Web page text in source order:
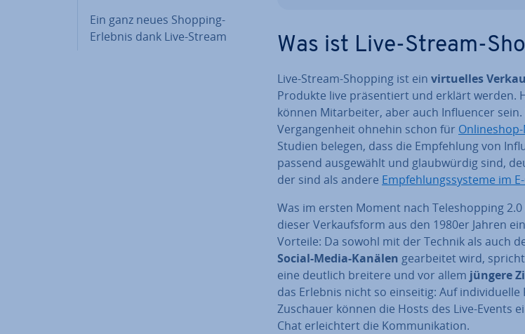
Ein ganz neues Shopping-
Erlebnis dank Live-Stream
Was ist Live-Stream-
Live-Stream-Shopping ist ein vir­tu­el­les
Produkte live prä­sen­tiert und erklärt werden.
können Mit­ar­bei­ter, aber auch In­fluen­cer
Ver­gan­gen­heit ohnehin schon für
Studien belegen, dass die Emp­feh­lung von
passend aus­ge­wählt und glaub­wür­dig sind,
der sind als andere Emp­feh­lungs­sys­te­me im
Was im ersten Moment nach Te­le­shop­ping
dieser Ver­kaufs­form aus den 1980er Jahren
Vorteile: Da sowohl mit der Technik als auch
Social-Media-Kanälen ge­ar­bei­tet wird,
eine deutlich breitere und vor allem jüngere
das Erlebnis nicht so einseitig: Auf in­di­vi­du­el­le
Zuschauer können die Hosts des Live-Events
Chat er­leich­tert die Kom­mu­ni­ka­ti­on.